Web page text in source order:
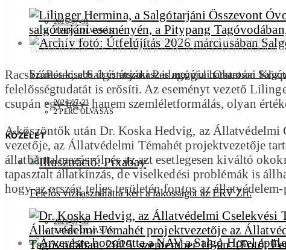
2026-07-31
2 PERC OLVASÁS
Számos kisebb út és útszakasz is megújul hamarosan
2026-07-23
2 PERC OLVASÁS
KÖZÉLET
Felelős vízhasználatra kéri a lakosságot az ÉRV Zrt.
2026-07-30
1 PERC OLVASÁS
LILINGER HERMINA, A SALGÓTARJÁNI ÖSSZEVONT ÓVODA ÉS
TAGÓVODÁBAN, 2025. SZEPTEMBER 16-ÁN. (FOTÓ: FENYVESI GÁBOR |
Racskó Péter, a Salgótarjáni Pedagógiai Oktatási
felelősségtudatát is erősíti. Az eseményt vezető
csupán egy ügy, hanem szemléletformálás, olyan
A köszöntők után Dr. Koska Hedvig, az Állatvédelmi
vezetője, az Állatvédelmi Témahét projektvezetője
állatbántalmazásról, és az azt esetlegesen kiváltó
tapasztalt állatkínzás, de viselkedési problémák is
hogy az ország teljes területén fontos az